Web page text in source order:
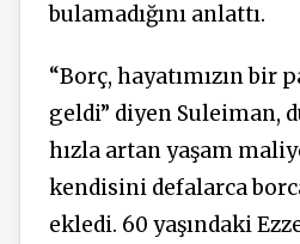
bulamadığını anlattı.
“Borç, hayatımızın bir
geldi” diyen Suleiman,
hızla artan yaşam
kendisini defalarca
ekledi. 60 yaşındaki